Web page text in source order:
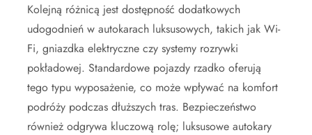
Kolejną różnicą jest dostępność dodatkowych
udogodnień w autokarach luksusowych, takich jak Wi-
Fi, gniazdka elektryczne czy systemy rozrywki
pokładowej. Standardowe pojazdy rzadko oferują
tego typu wyposażenie, co może wpływać na komfort
podróży podczas dłuższych tras. Bezpieczeństwo
również odgrywa kluczową rolę; luksusowe autokary